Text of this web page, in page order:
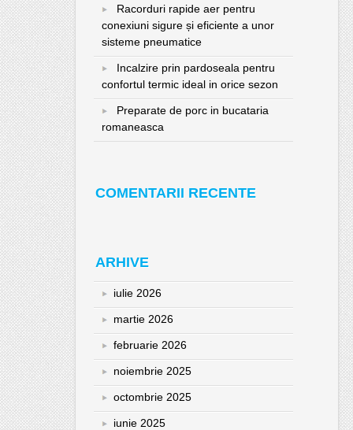
Racorduri rapide aer pentru
conexiuni sigure și eficiente a unor
sisteme pneumatice
Incalzire prin pardoseala pentru
confortul termic ideal in orice sezon
Preparate de porc in bucataria
romaneasca
COMENTARII RECENTE
ARHIVE
iulie 2026
martie 2026
februarie 2026
noiembrie 2025
octombrie 2025
iunie 2025